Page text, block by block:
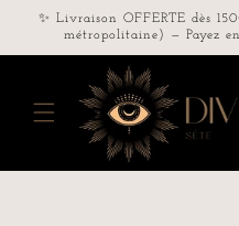
passer
✨ Livraison OFFERTE dès
métropolitaine) — Payez